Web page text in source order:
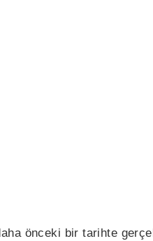
önceki bir tarihte